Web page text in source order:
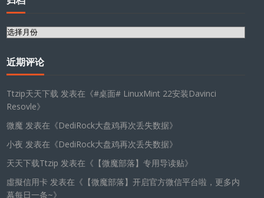
归
近期评论
Ttzip天天下载 发表在《#桌面# LinuxMint 22安装Davinci
Resovle》
微魔 发表在《DediRock大盘鸡再次丢失数据》
小夜 发表在《DediRock大盘鸡再次丢失数据》
天天下载Ttzip 发表在《 【微魔部落】专用导读贴》
虛擬信用卡 发表在《 【微魔部落】开启官方微信平台啦，更多内
幕每日一条~》